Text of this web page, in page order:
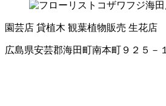
園芸店 貸植木 観葉植物販売 生花店
広島県安芸郡海田町南本町９２５－１